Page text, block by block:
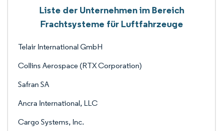
Liste der Unternehmen im Bereich
Frachtsysteme für Luftfahrzeuge
Telair International GmbH
Collins Aerospace (RTX Corporation)
Safran SA
Ancra International, LLC
Cargo Systems, Inc.